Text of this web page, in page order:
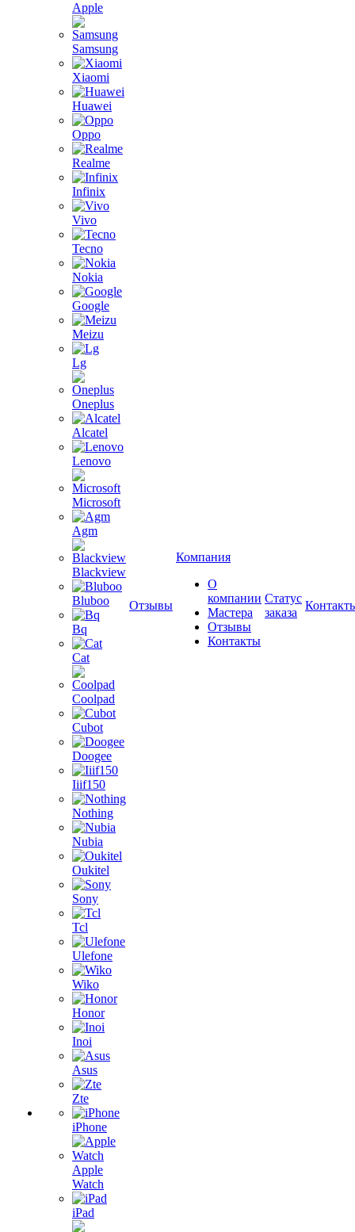
Apple
Samsung
Xiaomi
Huawei
Oppo
Realme
Infinix
Vivo
Tecno
Nokia
Google
Meizu
Lg
Oneplus
Alcatel
Lenovo
Microsoft
Agm
Blackview
Bluboo
Bq
Cat
Coolpad
Cubot
Doogee
Iiif150
Nothing
Nubia
Oukitel
Sony
Tcl
Ulefone
Wiko
Honor
Inoi
Asus
Zte
iPhone
Apple
Watch
iPad
Отзывы
Компания
О
компании
Мастера
Отзывы
Контакты
Статус
заказа